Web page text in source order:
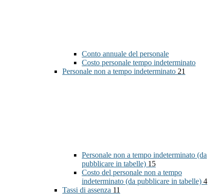
Conto annuale del personale
Costo personale tempo indeterminato
Personale non a tempo indeterminato 21
Personale non a tempo indeterminato (da
pubblicare in tabelle) 15
Costo del personale non a tempo
indeterminato (da pubblicare in tabelle) 4
Tassi di assenza 11